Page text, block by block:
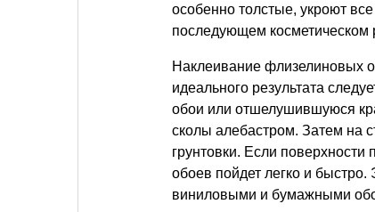
особенно толстые, укроют
последующем косметическом
Наклеивание флизелиновых
идеального результата
обои или отшелушившуюся
сколы алебастром. Затем на
грунтовки. Если
обоев пойдет легко и
виниловыми и бумажными